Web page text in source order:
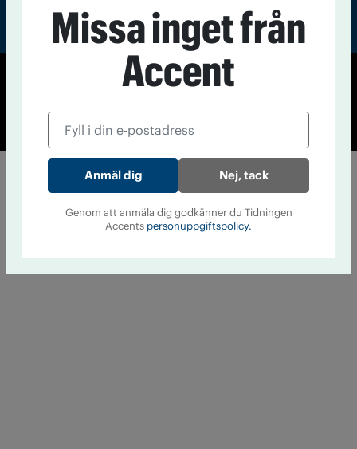
Cookiepolicy
Personuppgiftspolicy
Missa inget från
Accent
Nej, tack
Genom att anmäla dig godkänner du Tidningen
Accents personuppgiftspolicy.